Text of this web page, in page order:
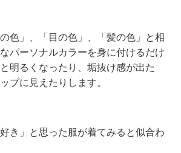
色」、「目の色」、「髪の色」と相
パーソナルカラーを身に付けるだけ
明るくなったり、垢抜け感が出た
プに見えたりします。
き」と思った服が着てみると似合わ